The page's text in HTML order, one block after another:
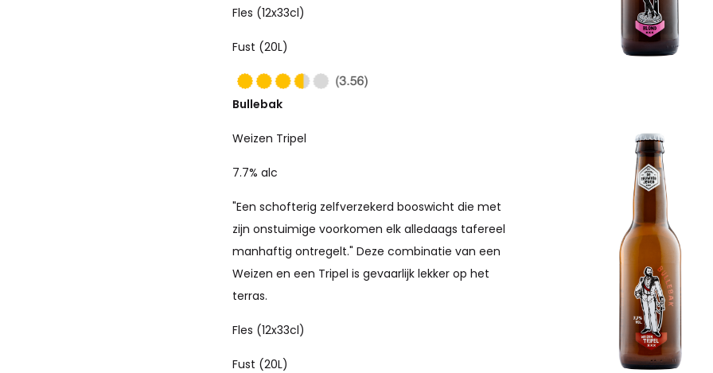
Fles (12x33cl)
Fust (20L)
Bullebak
Weizen Tripel
7.7% alc
"Een schofterig zelfverzekerd booswicht die met
zijn onstuimige voorkomen elk alledaags tafereel
manhaftig ontregelt." Deze combinatie van een
Weizen en een Tripel is gevaarlijk lekker op het
terras.
Fles (12x33cl)
Fust (20L)